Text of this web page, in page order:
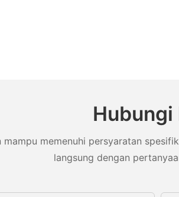
Hubungi
memenuhi persyaratan
langsung dengan